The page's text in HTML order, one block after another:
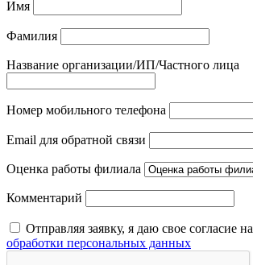
Имя
Фамилия
Название организации/ИП/Частного лица
Номер мобильного телефона
Email для обратной связи
Оценка работы филиала
Комментарий
Отправляя заявку, я даю свое согласие на
обработки персональных данных